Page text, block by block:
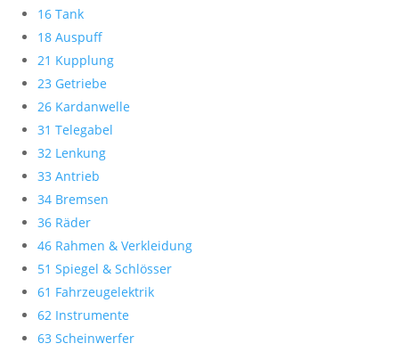
16 Tank
18 Auspuff
21 Kupplung
23 Getriebe
26 Kardanwelle
31 Telegabel
32 Lenkung
33 Antrieb
34 Bremsen
36 Räder
46 Rahmen & Verkleidung
51 Spiegel & Schlösser
61 Fahrzeugelektrik
62 Instrumente
63 Scheinwerfer